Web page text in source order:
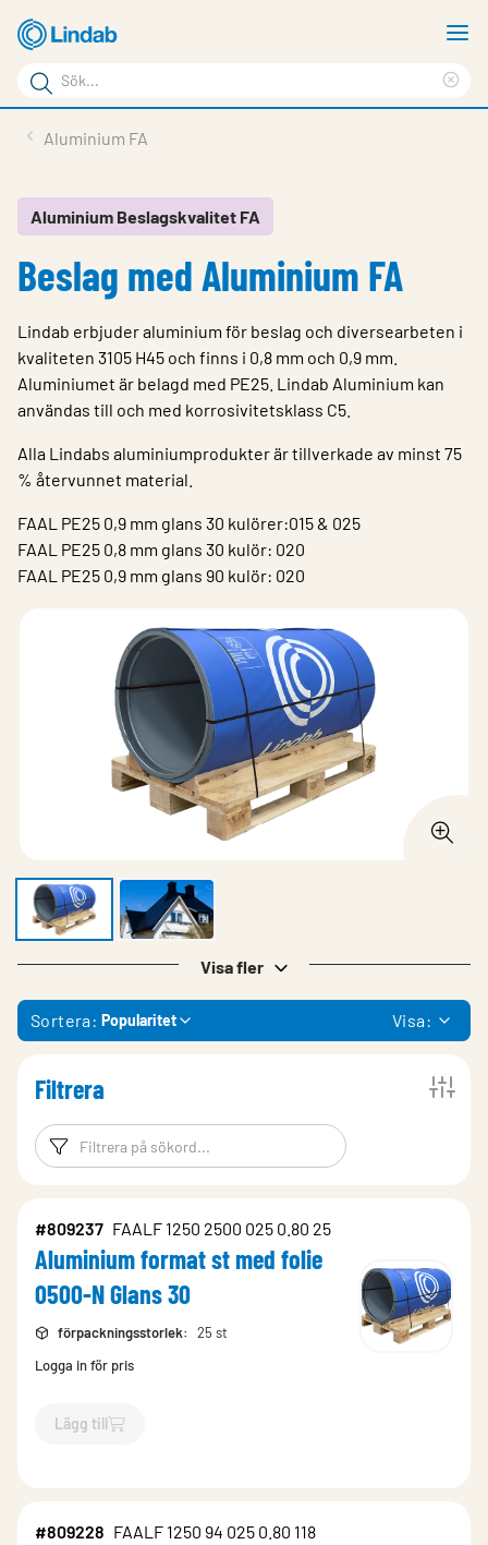
Hoppa
till
huvudinnehållet
Sökord
Sök
på
Service & Support
Hållbarhet
Kontakt
Choose languge
Sweden
Aluminium FA
Aluminium Beslagskvalitet FA
Beslag med Aluminium FA
Lindab erbjuder aluminium för beslag och diversearbeten i
kvaliteten 3105 H45 och finns i 0,8 mm och 0,9 mm.
Aluminiumet är belagd med PE25. Lindab Aluminium kan
användas till och med korrosivitetsklass C5.
Alla Lindabs aluminiumprodukter är tillverkade av minst 75
% återvunnet material.
FAAL PE25 0,9 mm glans 30 kulörer:015 & 025
FAAL PE25 0,8 mm glans 30 kulör: 020
FAAL PE25 0,9 mm glans 90 kulör: 020​
Visa fler
Sortera: Popularitet Visa:
Filtrera
Filtreringsord Filtrera
#809237 FAALF 1250 2500 025 0.80 25
Aluminium format st med folie
0500-N Glans 30
förpackningsstorlek:
25 st
Logga in för pris
Lägg till
`$Lägg till
#809228 FAALF 1250 94 025 0.80 118